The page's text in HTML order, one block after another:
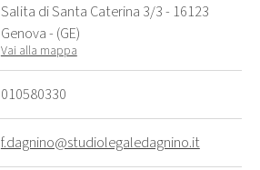
Salita di Santa Caterina 3/3 - 16123
Genova - (GE)
Vai alla mappa
010580330
f.dagnino@studiolegaledagnino.it